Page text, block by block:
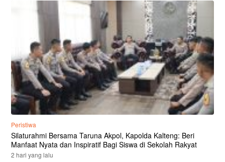
Peristiwa
Silaturahmi Bersama Taruna Akpol, Kapolda Kalteng: Beri
Manfaat Nyata dan Inspiratif Bagi Siswa di Sekolah Rakyat
2 hari yang lalu